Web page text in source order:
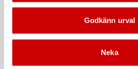
Godkänn urval
Neka
Rengöringsduk Wetmax